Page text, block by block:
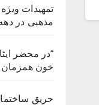
تمهیدات
مذهبی در
“در محضر
خون همزمان
حریق